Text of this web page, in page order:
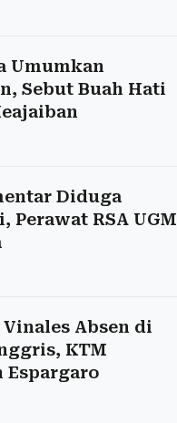
Umumkan
Sebut Buah Hati
Diduga
Perawat RSA UGM
Absen di
KTM
Espargaro